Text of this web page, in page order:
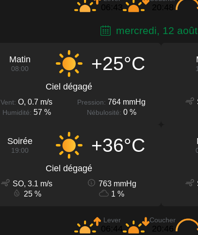
06:43 20:48
mercredi, 12
Matin
08:00 +25°C
Ciel dégagé
Vent: O, 0.7 m/s Pression: 764 mmHg
Humidité: 57 % Nébulosité: 0 %
Soirée
19:00 +36°C
Ciel dégagé
SO, 3.1 m/s
763 mmHg
25 %
1 %
Lever
06:44
Coucher
20:46